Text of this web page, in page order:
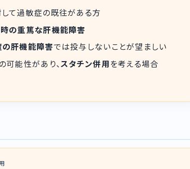
て過敏症の既往がある方
の重篤な肝機能障害
肝機能障害では投与しないことが望ましい
可能性があり、スタチン併用を考える場合